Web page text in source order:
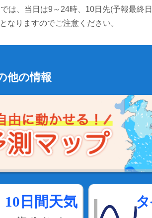
は、当日は9～24時、10日先(予報最終
なりますのでご注意ください。
他の情報
10日間天気